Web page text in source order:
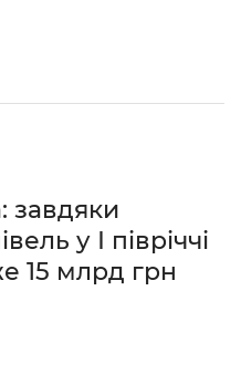
завдяки
у І півріччі
15 млрд грн